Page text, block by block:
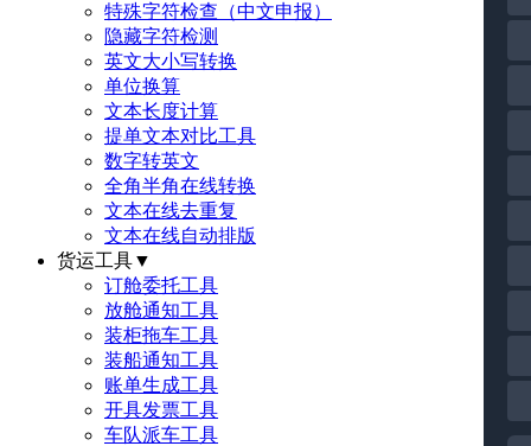
特殊字符检查（中文申报）
隐藏字符检测
英文大小写转换
单位换算
文本长度计算
提单文本对比工具
数字转英文
全角半角在线转换
文本在线去重复
文本在线自动排版
货运工具▼
订舱委托工具
放舱通知工具
装柜拖车工具
装船通知工具
账单生成工具
开具发票工具
车队派车工具